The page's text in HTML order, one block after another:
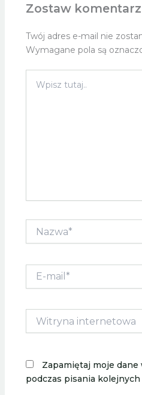
Zostaw komentarz
Twój adres e-mail nie
Wymagane pola są
tutaj..
mail*
Witryna
internetowa
Zapamiętaj moje
podczas pisania